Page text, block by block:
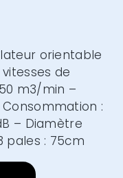
orientable
de
m3/min –
Consommation :
– Diamètre
pales : 75cm